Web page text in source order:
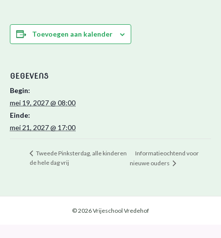
Toevoegen aan kalender
GEGEVENS
Begin:
mei 19, 2027 @ 08:00
Einde:
mei 21, 2027 @ 17:00
Tweede Pinksterdag, alle kinderen
de hele dag vrij
Informatieochtend voor
nieuwe ouders
© 2026 Vrijeschool Vredehof